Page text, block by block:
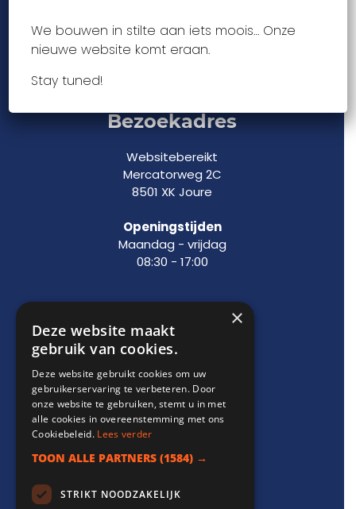
Joure
Lemmer
Bezoekadres
Websitebereikt
Mercatorweg 2C
8501 XK Joure
Openingstijden
Maandag - vrijdag
08:30 - 17:00
Support
info@websitebereikt.nl
085-8209770
We bouwen in stilte aan iets moois… Onze
nieuwe website komt eraan.
Stay tuned!
×
Deze website maakt
gebruik van cookies.
Deze website gebruikt cookies om uw
gebruikerservaring te verbeteren. Door
onze website te gebruiken, stemt u in met
alle cookies in overeenstemming met ons
Cookiebeleid. Lees verder
TOON ALLE PARTNERS (1584) →
STRIKT NOODZAKELIJK